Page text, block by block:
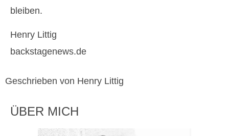
bleiben.
Henry Littig
backstagenews.de
Geschrieben von Henry Littig
ÜBER MICH